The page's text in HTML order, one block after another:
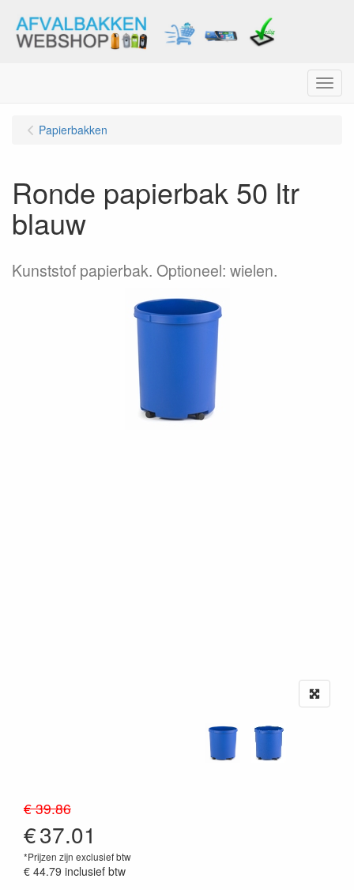
Menu
Papierbakken
Ronde papierbak 50 ltr
blauw
Kunststof papierbak. Optioneel: wielen.
€ 39.86
€37.01
*Prijzen zijn exclusief btw
€ 44.79 inclusief btw